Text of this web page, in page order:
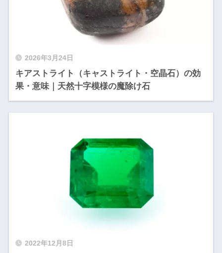
2026年3月24日
キアストライト（キャストライト・空晶石）の効
果・意味｜天然十字模様の魔除け石
2022年12月8日